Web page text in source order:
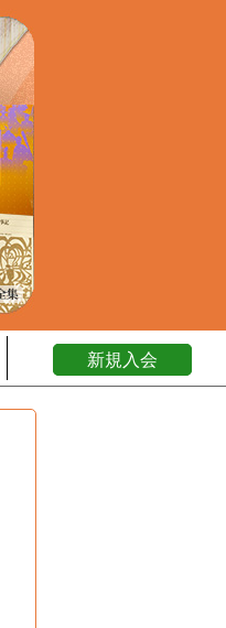
新規入会